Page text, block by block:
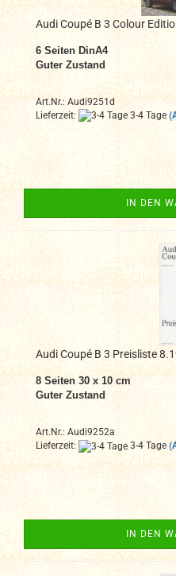
Audi Coupé B 3 Colour
6 Seiten DinA4
Guter Zustand
Art.Nr.: Audi9251d
Lieferzeit:
3-4 Tage
IN DEN
Audi Coupé B 3 Preisliste
8 Seiten 30 x 10 cm
Guter Zustand
Art.Nr.: Audi9252a
Lieferzeit:
3-4 Tage
IN DEN